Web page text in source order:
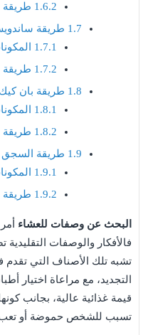
1.6.2 طريقة
1.7 طريقة
1.7.1
1.7.2 طريقة
1.8 طريقة بان
1.8.1
1.8.2 طريقة
1.9 طريقة
1.9.1
1.9.2 طريقة
البحث عن وصفات للعشاء
فالأفكار والوصفات
تشبه تلك الأصناف التي
التجديد، مع مراعاة اختيار
قيمة غذائية عالية، بجانب
تسبب للشخص حموضة أو تعب